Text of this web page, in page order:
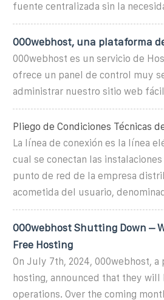
fuente centralizada sin la
000webhost, una plataforma
000webhost es un servicio de
ofrece un panel de control muy
administrar nuestro sitio web
Pliego de Condiciones Técnicas
La línea de conexión es la línea
cual se conectan las
punto de red de la empresa
acometida del usuario,
000webhost Shutting Down –
Free Hosting
On July 7th, 2024, 000webhost,
hosting, announced that they will
operations. Over the coming